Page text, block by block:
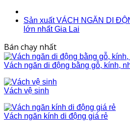
Sản xuất VÁCH NGĂN DI
lớn nhất Gia Lai
Bán chạy nhất
Vách ngăn di động bằng gỗ, kính,
Vách vệ sinh
Vách ngăn kính di động giá rẻ